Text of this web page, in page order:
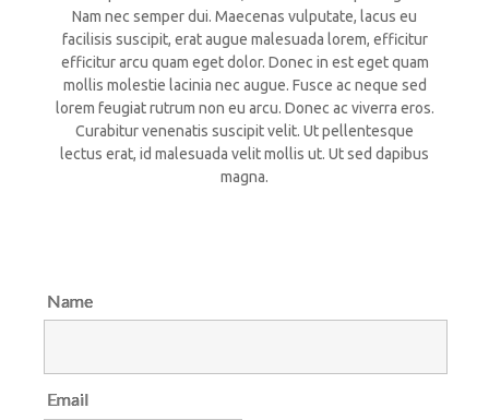
Nam nec semper dui. Maecenas vulputate, lacus eu
facilisis suscipit, erat augue malesuada lorem, efficitur
efficitur arcu quam eget dolor. Donec in est eget quam
mollis molestie lacinia nec augue. Fusce ac neque sed
lorem feugiat rutrum non eu arcu. Donec ac viverra eros.
Curabitur venenatis suscipit velit. Ut pellentesque
lectus erat, id malesuada velit mollis ut. Ut sed dapibus
magna.
Name
Email